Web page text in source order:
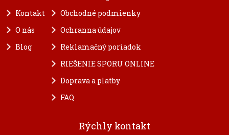
Kontakt
O nás
Blog
Obchodné podmienky
Ochranna údajov
Reklamačný poriadok
RIEŠENIE SPORU ONLINE
Doprava a platby
FAQ
Rýchly kontakt